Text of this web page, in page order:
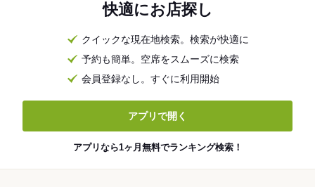
快適にお店探し
クイックな現在地検索。検索が快適に
予約も簡単。空席をスムーズに検索
会員登録なし。すぐに利用開始
アプリで開く
アプリなら1ヶ月無料でランキング検索！